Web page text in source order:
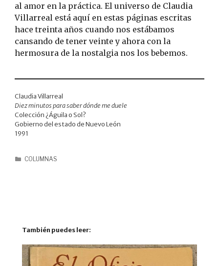
al amor en la práctica. El universo de Claudia
Villarreal está aquí en estas páginas escritas
hace treinta años cuando nos estábamos
cansando de tener veinte y ahora con la
hermosura de la nostalgia nos los bebemos.
Claudia Villarreal
Diez minutos para saber dónde me duele
Colección ¿Águila o Sol?
Gobierno del estado de Nuevo León
1991
COLUMNAS
También puedes leer: